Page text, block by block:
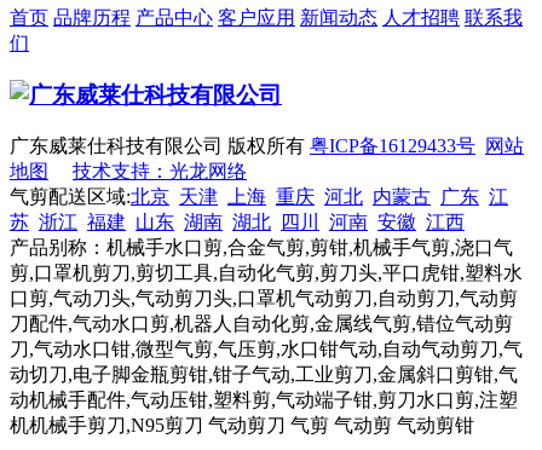
首页 品牌历程 产品中心 客户应用 新闻动态 人才招聘 联系我
们
广东威莱仕科技有限公司 版权所有 粤ICP备16129433号 网站
地图
技术支持：光龙网络
气剪配送区域:北京 天津 上海 重庆 河北 内蒙古 广东 江
苏 浙江 福建 山东 湖南 湖北 四川 河南 安徽 江西
产品别称：机械手水口剪,合金气剪,剪钳,机械手气剪,浇口气
剪,口罩机剪刀,剪切工具,自动化气剪,剪刀头,平口虎钳,塑料水
口剪,气动刀头,气动剪刀头,口罩机气动剪刀,自动剪刀,气动剪
刀配件,气动水口剪,机器人自动化剪,金属线气剪,错位气动剪
刀,气动水口钳,微型气剪,气压剪,水口钳气动,自动气动剪刀,气
动切刀,电子脚金瓶剪钳,钳子气动,工业剪刀,金属斜口剪钳,气
动机械手配件,气动压钳,塑料剪,气动端子钳,剪刀水口剪,注塑
机机械手剪刀,N95剪刀 气动剪刀 气剪 气动剪 气动剪钳